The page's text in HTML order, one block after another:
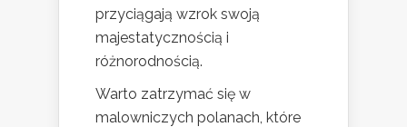
przyciągają wzrok swoją
majestatycznością i
różnorodnością.
Warto zatrzymać się w
malowniczych polanach, które